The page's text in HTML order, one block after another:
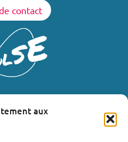
aux
contact